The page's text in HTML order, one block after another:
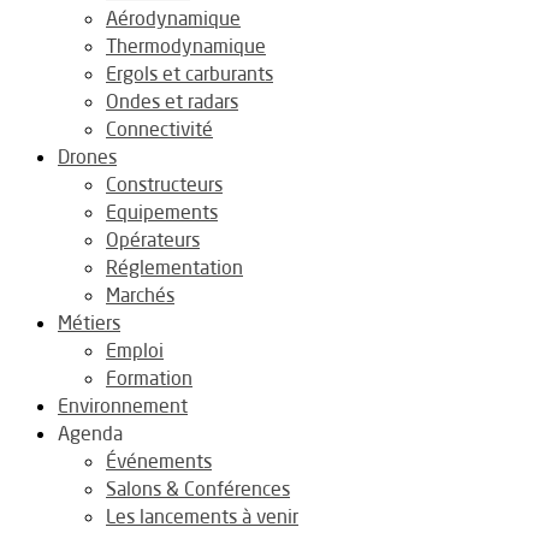
Aérodynamique
Thermodynamique
Ergols et carburants
Ondes et radars
Connectivité
Drones
Constructeurs
Equipements
Opérateurs
Réglementation
Marchés
Métiers
Emploi
Formation
Environnement
Agenda
Événements
Salons & Conférences
Les lancements à venir